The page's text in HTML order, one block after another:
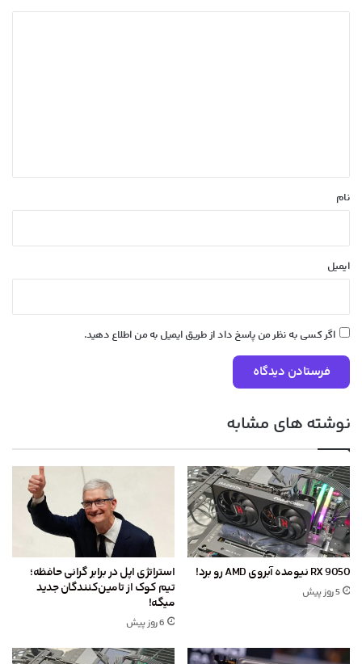
نام
ایمیل
اگر کسی به نظر من پاسخ داد از طریق ایمیل به من اطلاع دهید.
نوشته های مشابه
RX 9050 نیومده آبروی AMD رو برد!
5 روز پیش
استراتژی اپل در برابر گرانی حافظه؛
تیم کوک از تامین‌کنندگان جدید
میگه!
6 روز پیش